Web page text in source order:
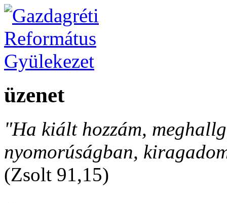
üzenet
"Ha kiált hozzám,
nyomorúságban,
(Zsolt 91,15)